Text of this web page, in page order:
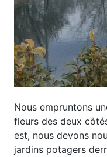
Nous empruntons
fleurs des deux
est, nous devons
jardins potagers